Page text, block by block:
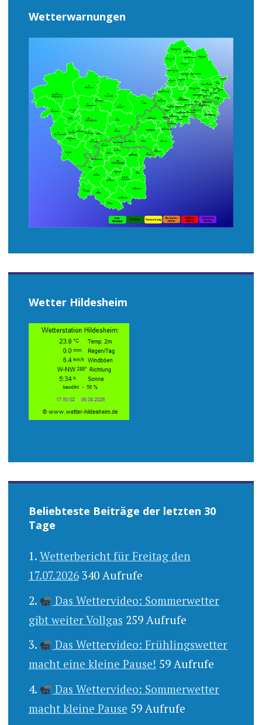
Wetterwarnungen
Wetter Hildesheim
Beliebteste Beiträge der letzten 30
Tage
Wetterbericht für Freitag den
17.07.2026 340 Aufrufe
Das Wettervideo: Sommerwetter
gibt weiter Vollgas 259 Aufrufe
Das Wettervideo: Frühlingswetter
macht eine kleine Pause! 59 Aufrufe
Das Wettervideo: Sommerwetter
macht kleine Pause 59 Aufrufe